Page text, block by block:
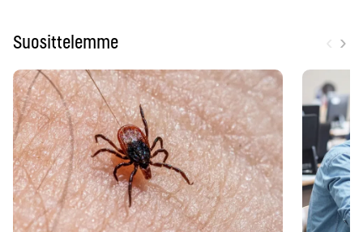
Suosittelemme ›